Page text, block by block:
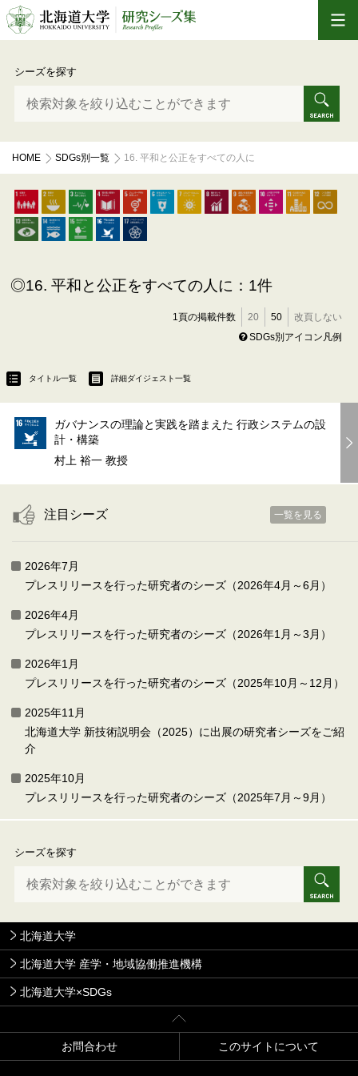
シーズを探す
HOME SDGs別一覧 16. 平和と公正をすべての人に
16. 平和と公正をすべての人に：1件
1頁の掲載件数 20 50
改頁しない
SDGs別アイコン凡例
タイトル一覧 詳細ダイジェスト一覧
ガバナンスの理論と実践を踏まえた 行政システムの設
計・構築
村上 裕一 教授
注目シーズ 一覧を見る
2026年7月
プレスリリースを行った研究者のシーズ（2026年4月～6月）
2026年4月
プレスリリースを行った研究者のシーズ（2026年1月～3月）
2026年1月
プレスリリースを行った研究者のシーズ（2025年10月～12月）
2025年11月
北海道大学 新技術説明会（2025）に出展の研究者シーズをご紹
介
2025年10月
プレスリリースを行った研究者のシーズ（2025年7月～9月）
シーズを探す
北海道大学
北海道大学 産学・地域協働推進機構
北海道大学×SDGs
お問合わせ このサイトについて